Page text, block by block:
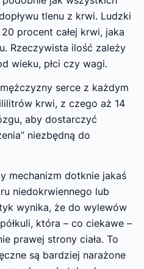
tlenu z krwi. Ludzki
procent całej krwi, jaka
Rzeczywista ilość zależy
wieku, płci czy wagi.
serce z każdym
krwi, z czego aż 14
aby dostarczyć
niezbędną do
mechanizm dotknie jakaś
niedokrwiennego lub
wynika, że do wylewów
która – co ciekawe –
prawej strony ciała. To
są bardziej narażone